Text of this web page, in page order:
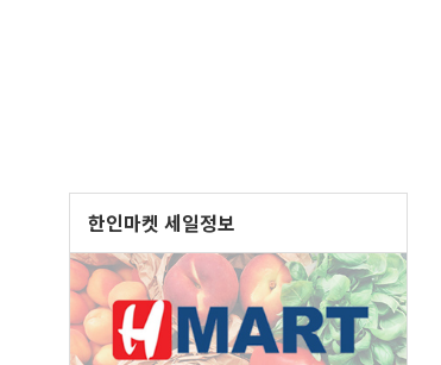
한인마켓 세일정보